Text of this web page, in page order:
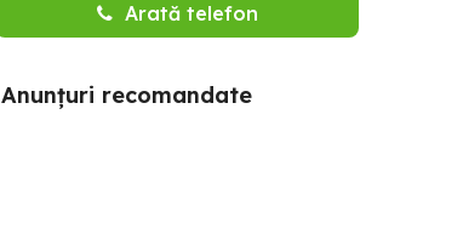
Arată telefon
Anunțuri recomandate